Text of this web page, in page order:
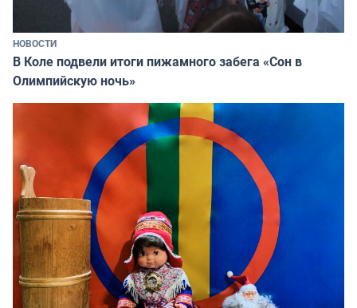
НОВОСТИ
В Коле подвели итоги пижамного забега «Сон в
Олимпийскую ночь»